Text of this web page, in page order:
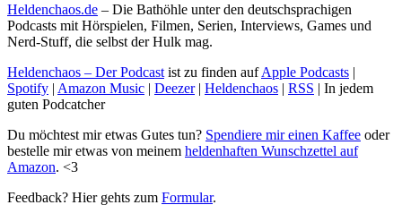
Heldenchaos.de – Die Bathöhle unter den deutschsprachigen
Podcasts mit Hörspielen, Filmen, Serien, Interviews, Games und
Nerd-Stuff, die selbst der Hulk mag.
Heldenchaos – Der Podcast ist zu finden aufApple Podcasts |
Spotify | Amazon Music | Deezer| Heldenchaos | RSS | In jedem
guten Podcatcher
Du möchtest mir etwas Gutes tun? Spendiere mir einen Kaffee oder
bestelle mir etwas von meinem heldenhaften Wunschzettel auf
Amazon. <3
Feedback? Hier gehts zum Formular.